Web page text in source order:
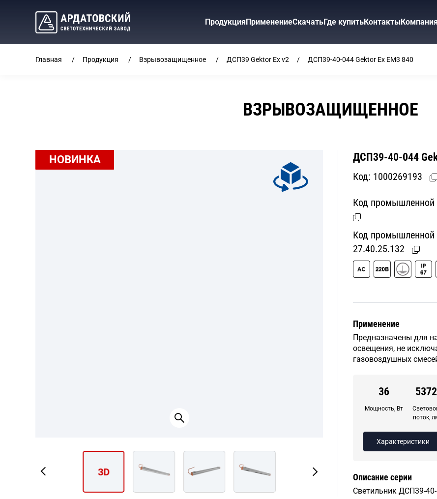
ПродукцияПрименениеСкачатьГде купитьКонтактыКомпания
Главная Продукция Взрывозащищенное ДСП39 Gektor Ex v2 ДСП39-40-044 Gektor Ex EM3 840
ВЗРЫВОЗАЩИЩЕННОЕ
НОВИНКА
3D
ДСП39-40-044
Код: 1000269193
Код
Код промышленной
27.40.25.132
Применение
Предназначены для
освещения, не
газовоздушных
36
Мощность, Вт
5372
поток,
Характеристики
Описание серии
Светильник ДСП39-